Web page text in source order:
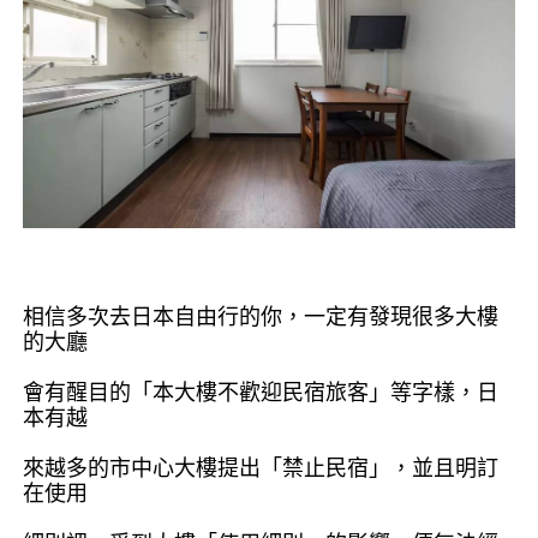
相信多次去日本自由行的你，一定有發現很多大樓
的大廳
會有醒目的「本大樓不歡迎民宿旅客」等字樣，日
本有越
來越多的市中心大樓提出「禁止民宿」，並且明訂
在使用